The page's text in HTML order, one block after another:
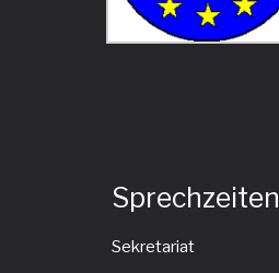
Sprechzeiten
Sekretariat